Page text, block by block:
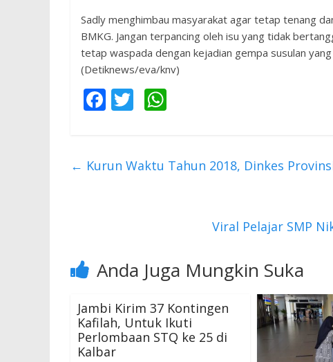
Sadly menghimbau masyarakat agar tetap tenang
BMKG. Jangan terpancing oleh isu yang tidak
tetap waspada dengan kejadian gempa susulan
(Detiknews/eva/knv)
F
b
T
er s
← Kurun Waktu Tahun 2018, Dinkes
Viral Pelajar SMP
Anda Juga Mungkin Suka
Jambi Kirim 37 Kontingen
Kafilah, Untuk Ikuti
Perlombaan STQ ke 25 di
Kalbar